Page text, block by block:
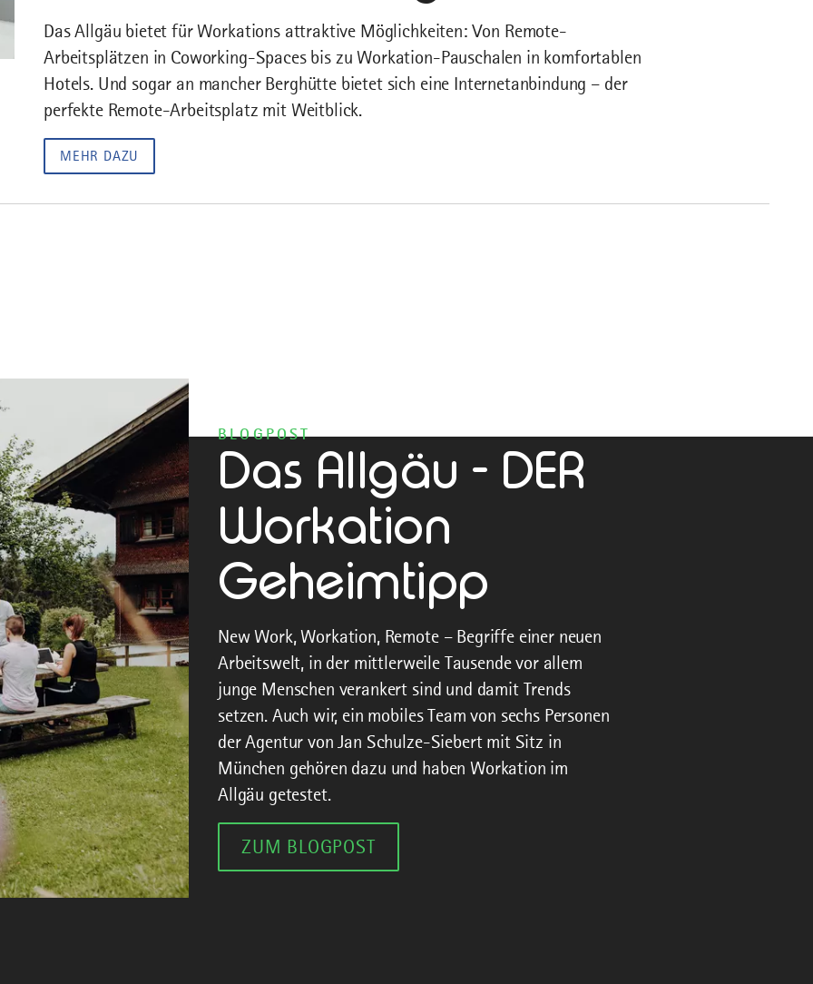
Das Allgäu bietet für Workations attraktive Möglichkeiten: Von Remote-
Arbeitsplätzen in Coworking-Spaces bis zu Workation-Pauschalen in komfortablen
Hotels. Und sogar an mancher Berghütte bietet sich eine Internetanbindung – der
perfekte Remote-Arbeitsplatz mit Weitblick.
MEHR DAZU
BLOGPOST
Das Allgäu - DER
Workation
Geheimtipp
New Work, Workation, Remote – Begriffe einer neuen
Arbeitswelt, in der mittlerweile Tausende vor allem
junge Menschen verankert sind und damit Trends
setzen. Auch wir, ein mobiles Team von sechs Personen
der Agentur von Jan Schulze-Siebert mit Sitz in
München gehören dazu und haben Workation im
Allgäu getestet.
ZUM BLOGPOST